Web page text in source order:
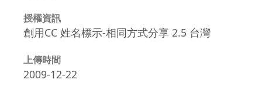
授權資訊
創用CC 姓名標示-相同方式分享 2.5 台灣
上傳時間
2009-12-22